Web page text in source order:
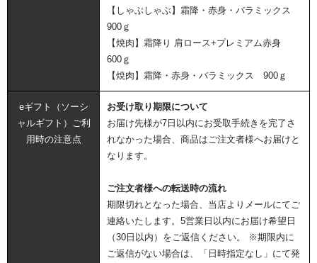
【しゃぶしゃぶ】霜降・赤身・バラミックス
900ｇ
【焼肉】霜降り 肩ロース+プレミアム赤身
600ｇ
【焼肉】霜降・赤身・バラミックス 900ｇ
eギフト（ソーシ
ャルギフト）ご利
用時の注意点
お受け取り期限について
お届け先様が7日以内にお受取手続きを完了さ
れなかった場合、商品はご注文者様へお届けと
なります。
ご注文者様への転送時の流れ
期限切れとなった場合、当店よりメールにてご
連絡いたします。5営業日以内にお届け希望日
（30日以内）をご返信ください。 ※期限内に
ご返信がない場合は、「日時指定なし」にて発